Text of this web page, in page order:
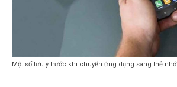
Một số lưu ý trước khi chuyển ứng dụng sang thẻ nhớ